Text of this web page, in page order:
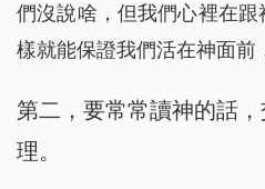
們沒說啥，但我們心裡在
樣就能保證我們活在神面前
第二，要常常讀神的話
理。